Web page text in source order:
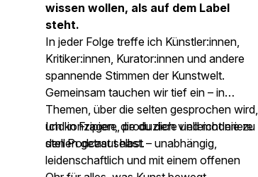
wissen wollen, als auf dem Label
steht.
In jeder Folge treffe ich Künstler:innen,
Kritiker:innen, Kurator:innen und andere
spannende Stimmen der Kunstwelt.
Gemeinsam tauchen wir tief ein – in
Themen, über die selten gesprochen wird,
und in Fragen, die du dich vielleicht nie zu
stellen getraut hast.
Ich konzipiere, produziere und moderiere
den Podcast selbst – unabhängig,
leidenschaftlich und mit einem offenen